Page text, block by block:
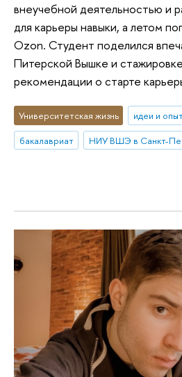
внеучебной деятельностью и
для карьеры навыки, а летом
Ozon. Студент поделился
Питерской Вышке и
рекомендации о старте
Университетская жизнь идеи и
бакалавриат
НИУ ВШЭ в Санкт-